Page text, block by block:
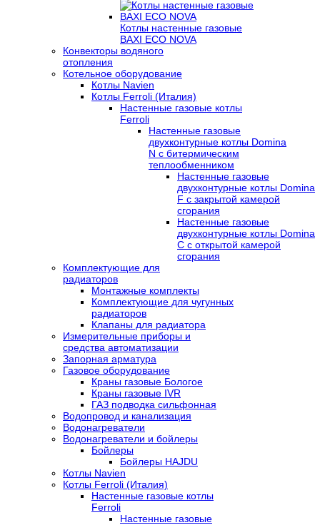
Котлы настенные газовые
BAXI ECO NOVA
Конвекторы водяного
отопления
Котельное оборудование
Котлы Navien
Котлы Ferroli (Италия)
Настенные газовые котлы
Ferroli
Настенные газовые
двухконтурные котлы Domina
N с битермическим
теплообменником
Настенные газовые
двухконтурные котлы Domina
F с закрытой камерой
сгорания
Настенные газовые
двухконтурные котлы Domina
C с открытой камерой
сгорания
Комплектующие для
радиаторов
Монтажные комплекты
Комплектующие для чугунных
радиаторов
Клапаны для радиатора
Измерительные приборы и
средства автоматизации
Запорная арматура
Газовое оборудование
Краны газовые Бологое
Краны газовые IVR
ГАЗ подводка сильфонная
Водопровод и канализация
Водонагреватели
Водонагреватели и бойлеры
Бойлеры
Бойлеры HAJDU
Котлы Navien
Котлы Ferroli (Италия)
Настенные газовые котлы
Ferroli
Настенные газовые